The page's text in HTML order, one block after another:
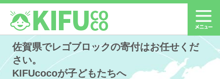
佐賀県でレゴブロックの寄付はお任せくだ
さい。
KIFUcocoが子どもたちへ